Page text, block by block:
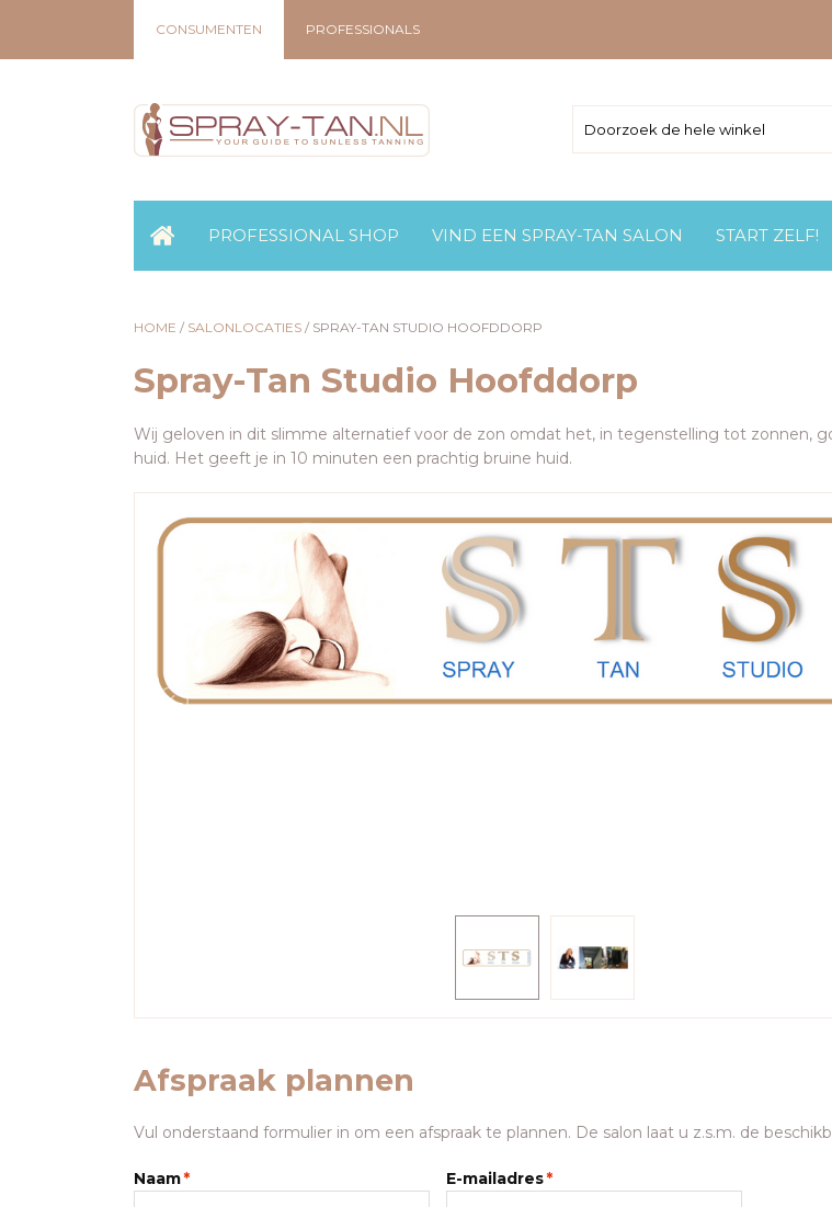
CONSUMENTEN PROFESSIONALS
PROFESSIONAL SHOP VIND EEN SPRAY-TAN SALON START ZELF!
HOME / SALONLOCATIES / SPRAY-TAN STUDIO HOOFDDORP
Spray-Tan Studio Hoofddorp
Wij geloven in dit slimme alternatief voor de zon omdat het, in tegenstelling tot zonnen,
huid. Het geeft je in 10 minuten een prachtig bruine huid.
Afspraak plannen
Vul onderstaand formulier in om een afspraak te plannen. De salon laat u z.s.m. de
*
Naam *
E-mailadres